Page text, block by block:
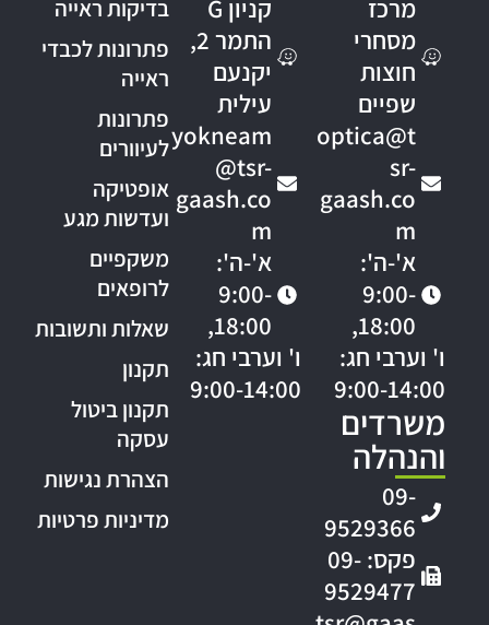
מרכז
מסחרי
חוצות
שפיים
optica@t
sr-
gaash.co
m
א'-ה':
9:00-
18:00,
ו' וערבי חג:
9:00-14:00
משרדים
והנהלה
09-
9529366
פקס: 09-
9529477
קניון G
התמר 2,
יקנעם
עילית
yokneam
@tsr-
gaash.co
m
א'-ה':
9:00-
18:00,
ו' וערבי חג:
9:00-14:00
בדיקות ראייה
פתרונות לכבדי
ראייה
פתרונות
לעיוורים
אופטיקה
ועדשות מגע
משקפיים
לרופאים
שאלות ותשובות
תקנון
תקנון ביטול
עסקה
הצהרת נגישות
מדיניות פרטיות